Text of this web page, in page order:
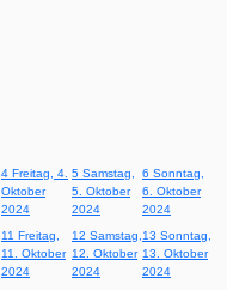
4 Freitag, 4.
Oktober
2024
5 Samstag,
5. Oktober
2024
6 Sonntag,
6. Oktober
2024
11 Freitag,
11. Oktober
2024
12 Samstag,
12. Oktober
2024
13 Sonntag,
13. Oktober
2024